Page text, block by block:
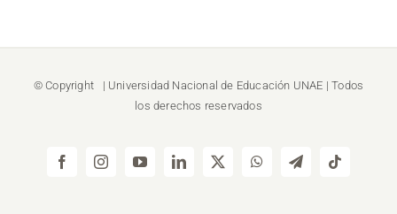
© Copyright | Universidad Nacional de Educación UNAE | Todos
los derechos reservados
FacebookInstagramYouTubeLinkedIn
X WhatsAppTelegramTiktok